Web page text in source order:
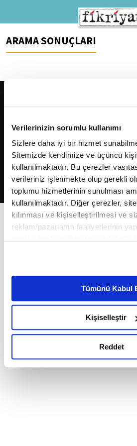
Verilerinizin sorumlu kullanımı
Sizlere daha iyi bir hizmet
Sitemizde kendimize ve üçüncü
kullanılmaktadır. Bu çerezler
verileriniz işlenmekte olup gerekli
toplumu hizmetlerinin sunulması
kullanılmaktadır. Diğer çerezler,
kılınması ve kişiselleştirilmesi ve
reklam/pazarlama faaliyetlerinin
belirleyebilirsiniz. Çerezlere ilişkin
Ayarlar butonuna tıklayabilir,Çerez
Metnimizi ziyaret edebilirsiniz.
6698 sayılı Kişisel Verilerin
okumak ve sitemizi ziyaretiniz
gerçekleştirilen veri işleme
detaylı bilgi almak için lütfen
Tümünü Kabul
Kişiselleştir
Reddet
ARAMA SONUÇLARI
2026Fikriyat. Tüm hakları saklıdır.